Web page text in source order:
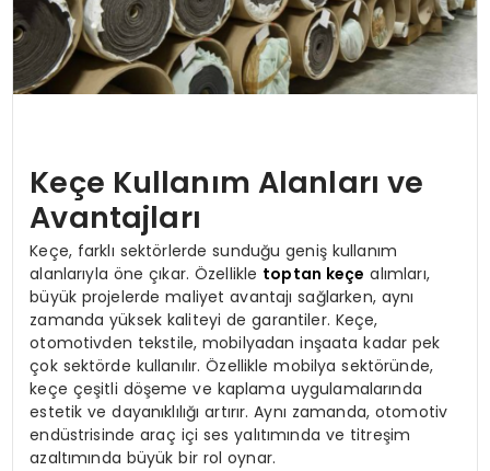
Keçe Kullanım Alanları ve
Avantajları
Keçe, farklı sektörlerde sunduğu geniş kullanım
alanlarıyla öne çıkar. Özellikle toptan keçe alımları,
büyük projelerde maliyet avantajı sağlarken, aynı
zamanda yüksek kaliteyi de garantiler. Keçe,
otomotivden tekstile, mobilyadan inşaata kadar pek
çok sektörde kullanılır. Özellikle mobilya sektöründe,
keçe çeşitli döşeme ve kaplama uygulamalarında
estetik ve dayanıklılığı artırır. Aynı zamanda, otomotiv
endüstrisinde araç içi ses yalıtımında ve titreşim
azaltımında büyük bir rol oynar.